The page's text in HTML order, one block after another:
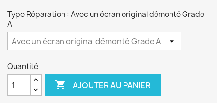
Type Réparation : Avec un écran original démonté Grade
A
Quantité
 AJOUTER AU PANIER